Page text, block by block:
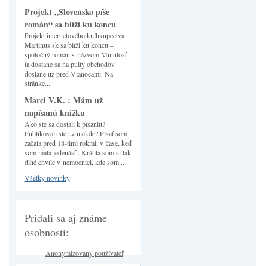
Projekt „Slovensko píše
román“ sa blíži ku koncu
Projekt internetového kníhkupectva
Martinus.sk sa blíži ku koncu –
spoločný román s názvom Minulosť
ťa dostane sa na pulty obchodov
dostane už pred Vianocami. Na
stránke...
Marci V.K. : Mám už
napísanú knižku
Ako ste sa dostali k písaniu?
Publikovali ste už niekde? Písať som
začala pred 18-timi rokmi, v čase, keď
som mala jedenásť . Krátila som si tak
dlhé chvíle v nemocnici, kde som...
Všetky novinky
Pridali sa aj známe
osobnosti:
Anonymizovaný používateľ